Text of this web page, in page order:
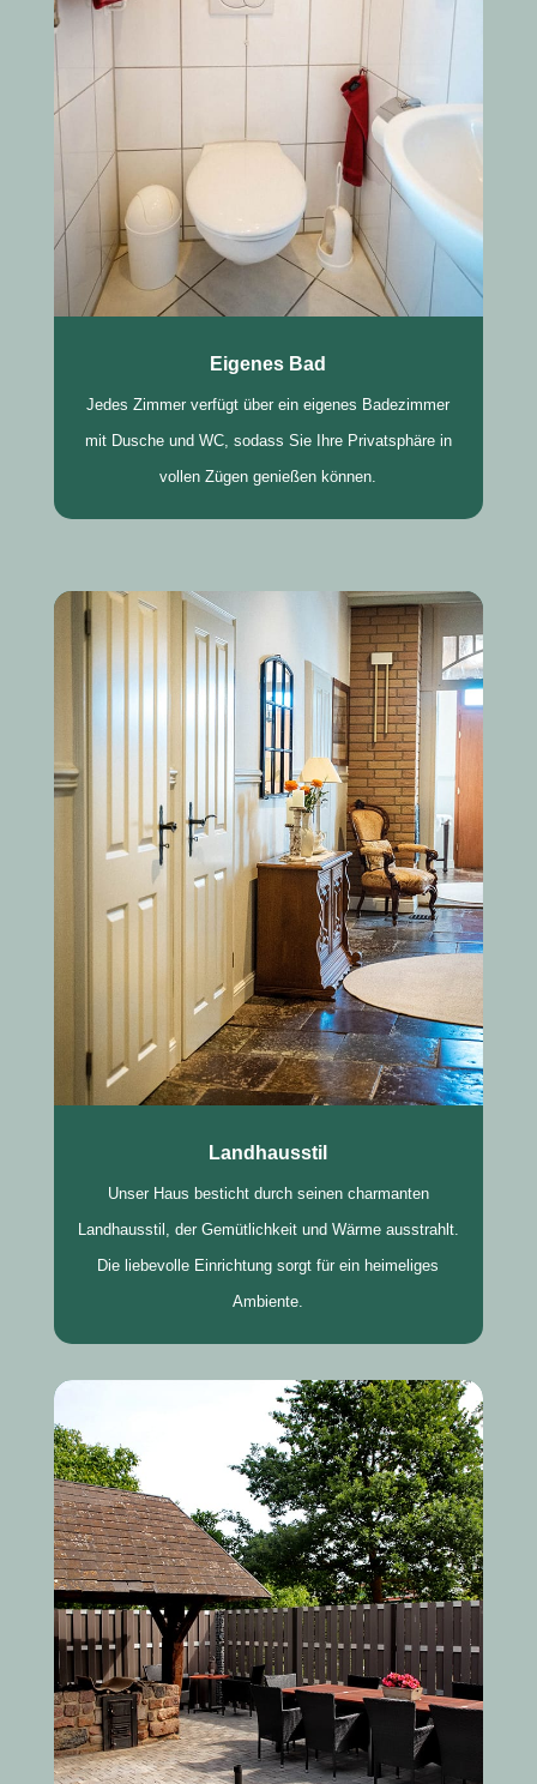
Eigenes Bad
Jedes Zimmer verfügt über ein eigenes Badezimmer
mit Dusche und WC, sodass Sie Ihre Privatsphäre in
vollen Zügen genießen können.
Landhausstil
Unser Haus besticht durch seinen charmanten
Landhausstil, der Gemütlichkeit und Wärme ausstrahlt.
Die liebevolle Einrichtung sorgt für ein heimeliges
Ambiente.